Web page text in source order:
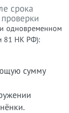
срока
одновременном
81 НК РФ):
сумму